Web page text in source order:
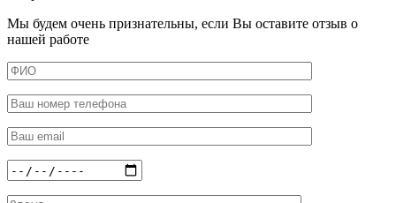
Мы будем очень признательны, если Вы оставите отзыв о
нашей работе